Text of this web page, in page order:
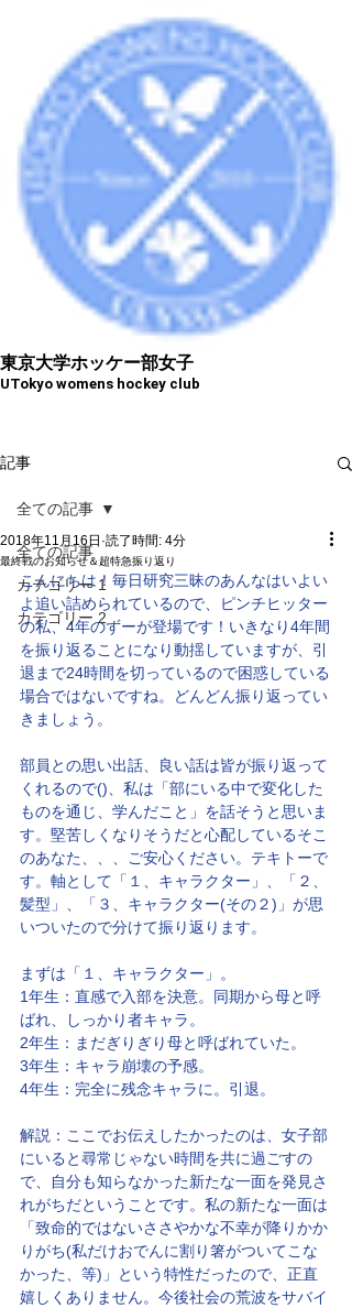
東京大学ホッケー部女子
​UTokyo womens hockey club
記事
全ての記事
カテゴリー 1
カテゴリー 2
全ての記事
最終戦のお知らせ＆超特急振り返り
2018年11月16日 読了時間: 4分
こんにちは！毎日研究三昧のあんなはいよい
よ追い詰められているので、ピンチヒッター
の私、4年のずーが登場です！いきなり4年間
を振り返ることになり動揺していますが、引
退まで24時間を切っているので困惑している
場合ではないですね。どんどん振り返ってい
きましょう。
部員との思い出話、良い話は皆が振り返って
くれるので()、私は「部にいる中で変化した
ものを通じ、学んだこと」を話そうと思いま
す。堅苦しくなりそうだと心配しているそこ
のあなた、、、ご安心ください。テキトーで
す。軸として「１、キャラクター」、「２、
髪型」、「３、キャラクター(その２)」が思
いついたので分けて振り返ります。
まずは「１、キャラクター」。
1年生：直感で入部を決意。同期から母と呼
ばれ、しっかり者キャラ。
2年生：まだぎりぎり母と呼ばれていた。
3年生：キャラ崩壊の予感。
4年生：完全に残念キャラに。引退。
解説：ここでお伝えしたかったのは、女子部
にいると尋常じゃない時間を共に過ごすの
で、自分も知らなかった新たな一面を発見さ
れがちだということです。私の新たな一面は
「致命的ではないささやかな不幸が降りかか
りがち(私だけおでんに割り箸がついてこな
かった、等)」という特性だったので、正直
嬉しくありません。今後社会の荒波をサバイ